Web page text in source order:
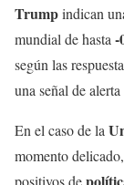
Trumpindican
mundial de hasta -
según las
una señal de
En el caso de la
momento
positivos de